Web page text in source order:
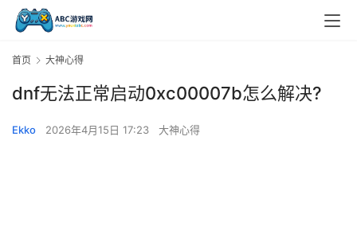
首页 大神心得
dnf无法正常启动0xc00007b怎么解决?
Ekko 2026年4月15日 17:23 大神心得